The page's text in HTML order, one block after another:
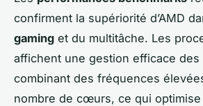
confirment la supériorité d’AMD
gaming et du multitâche. Les
affichent une gestion efficace
combinant des fréquences
nombre de cœurs, ce qui